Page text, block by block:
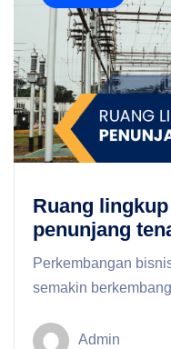
Ruang
penunjang
Perkembangan
semakin
Admin